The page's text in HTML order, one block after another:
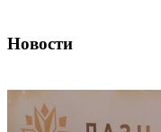
Новости